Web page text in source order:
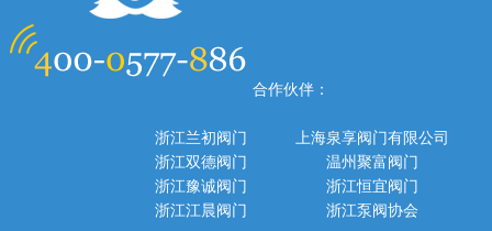
合作伙伴：
浙江兰初阀门
上海泉享阀门有限公司
浙江双德阀门
温州聚富阀门
浙江豫诚阀门
浙江恒宜阀门
浙江江晨阀门
浙江泵阀协会